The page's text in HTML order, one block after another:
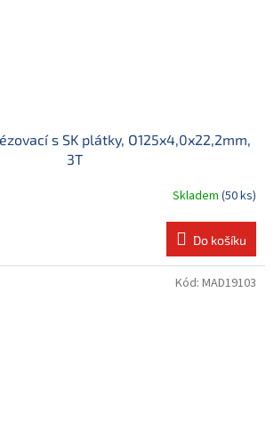
s SK plátky, O125x4,0x22,2mm,
3T
Skladem (50 ks)
Do košíku
Kód: MAD19103